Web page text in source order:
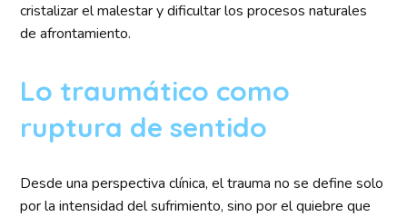
cristalizar el malestar y dificultar los procesos naturales
de afrontamiento.
Lo traumático como
ruptura de sentido
Desde una perspectiva clínica, el trauma no se define solo
por la intensidad del sufrimiento, sino por el quiebre que